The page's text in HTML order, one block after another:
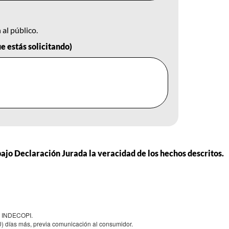
al público.
estás solicitando)
Declaración Jurada la veracidad de los hechos descritos.
más, previa comunicación al consumidor.